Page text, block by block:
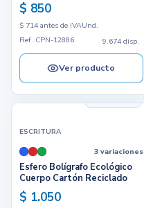
$ 850
$ 714 antes de IVAUnd.
Ref. CPN-12886
9.674 disp.
Ver producto
ESCRITURA
3 variaciones
Esfero Bolígrafo Ecológico
Cuerpo Cartón Reciclado
$ 1.050